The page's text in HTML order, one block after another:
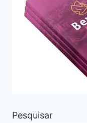
Pesquisar